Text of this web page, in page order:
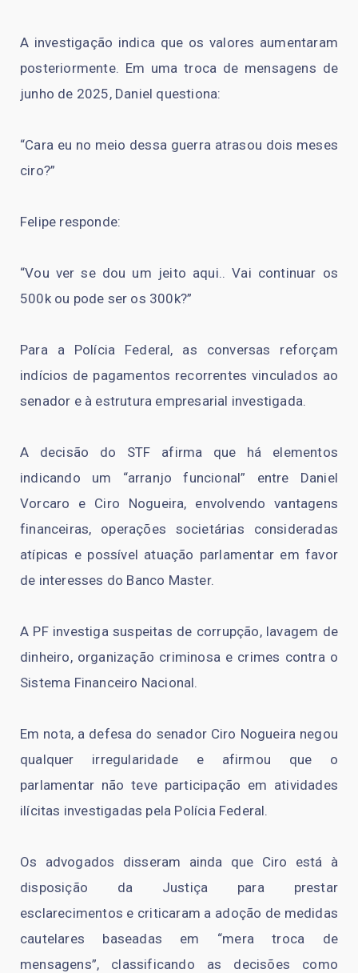
A investigação indica que os valores aumentaram
posteriormente. Em uma troca de mensagens de
junho de 2025, Daniel questiona:
“Cara eu no meio dessa guerra atrasou dois meses
ciro?”
Felipe responde:
“Vou ver se dou um jeito aqui.. Vai continuar os
500k ou pode ser os 300k?”
Para a Polícia Federal, as conversas reforçam
indícios de pagamentos recorrentes vinculados ao
senador e à estrutura empresarial investigada.
A decisão do STF afirma que há elementos
indicando um “arranjo funcional” entre Daniel
Vorcaro e Ciro Nogueira, envolvendo vantagens
financeiras, operações societárias consideradas
atípicas e possível atuação parlamentar em favor
de interesses do Banco Master.
A PF investiga suspeitas de corrupção, lavagem de
dinheiro, organização criminosa e crimes contra o
Sistema Financeiro Nacional.
Em nota, a defesa do senador Ciro Nogueira negou
qualquer irregularidade e afirmou que o
parlamentar não teve participação em atividades
ilícitas investigadas pela Polícia Federal.
Os advogados disseram ainda que Ciro está à
disposição da Justiça para prestar
esclarecimentos e criticaram a adoção de medidas
cautelares baseadas em “mera troca de
mensagens”, classificando as decisões como